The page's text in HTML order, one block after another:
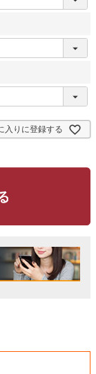
入りに登録する